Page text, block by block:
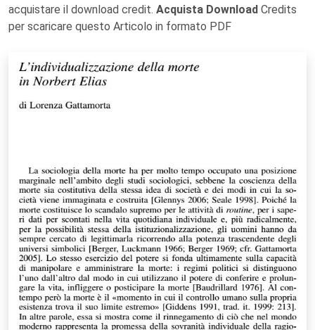
acquistare il download credit. Acquista Download Credits
per scaricare questo Articolo in formato PDF